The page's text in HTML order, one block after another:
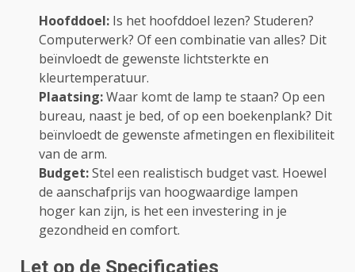
Hoofddoel: Is het hoofddoel lezen? Studeren?
Computerwerk? Of een combinatie van alles? Dit
beïnvloedt de gewenste lichtsterkte en
kleurtemperatuur.
Plaatsing:Waar komt de lamp te staan? Op een
bureau, naast je bed, of op een boekenplank? Dit
beïnvloedt de gewenste afmetingen en flexibiliteit
van de arm.
Budget:Stel een realistisch budget vast. Hoewel
de aanschafprijs van hoogwaardige lampen
hoger kan zijn, is het een investering in je
gezondheid en comfort.
Let op de Specificaties